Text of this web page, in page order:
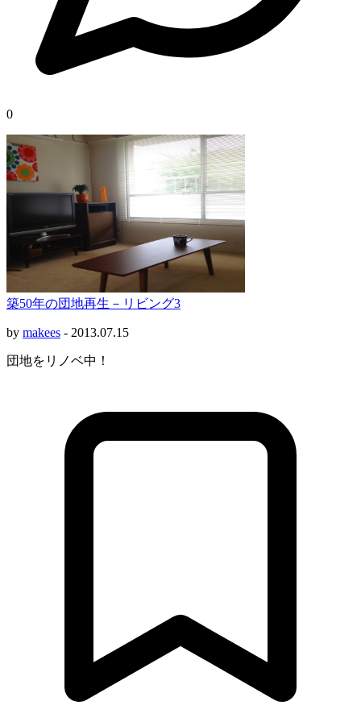
0
築50年の団地再生－リビング3
by makees - 2013.07.15
団地をリノベ中！